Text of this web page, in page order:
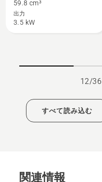
詳
細
59.8 cm³
出力
3.5 kW
12/
すべて読み込む
関連情報